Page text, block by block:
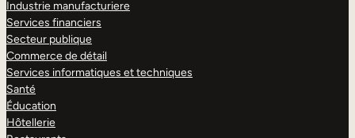
Industrie manufacturiere
Services financiers
Secteur publique
Commerce de détail
Services informatiques et techniques
Santé
Éducation
Hôtellerie